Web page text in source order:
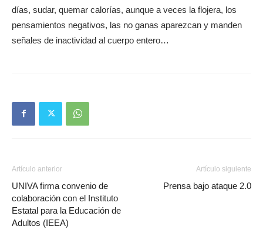
días, sudar, quemar calorías, aunque a veces la flojera, los
pensamientos negativos, las no ganas aparezcan y manden
señales de inactividad al cuerpo entero…
Artículo anterior
UNIVA firma convenio de
colaboración con el Instituto
Estatal para la Educación de
Adultos (IEEA)
Artículo siguiente
Prensa bajo ataque 2.0